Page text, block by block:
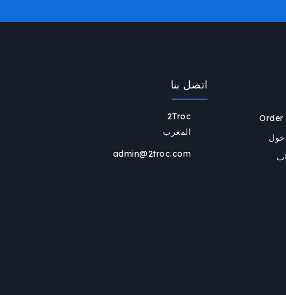
Order
اتصل بنا
2Troc
المغرب
admin@2troc.com